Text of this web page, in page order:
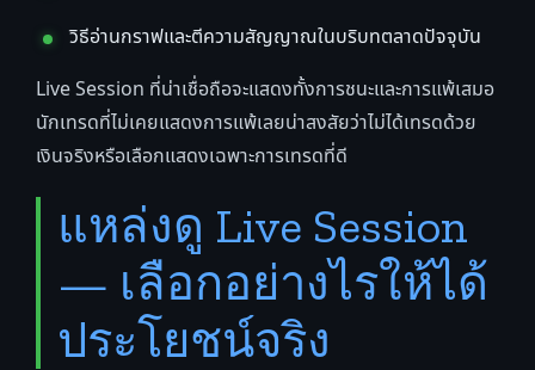
วิธีอ่านกราฟและตีความสัญญาณในบริบทตลาดปัจจุบัน
Live Session ที่น่าเชื่อถือจะแสดงทั้งการชนะและการแพ้เสมอ
นักเทรดที่ไม่เคยแสดงการแพ้เลยน่าสงสัยว่าไม่ได้เทรดด้วย
เงินจริงหรือเลือกแสดงเฉพาะการเทรดที่ดี
แหล่งดู Live Session
— เลือกอย่างไรให้ได้
ประโยชน์จริง